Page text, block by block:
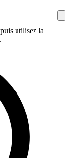
utilisez la